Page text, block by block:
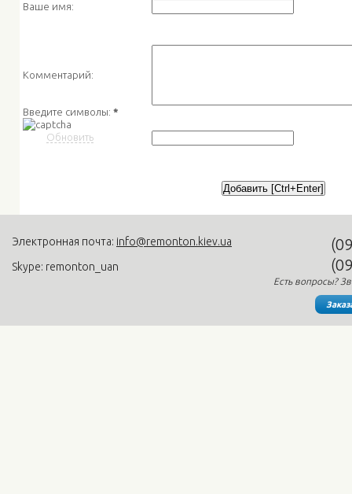
Ваше имя:
Комментарий:
Введите символы: *
Обновить
Электронная почта: info@remonton.kiev.ua
Skype: remonton_uan
Есть вопросы?